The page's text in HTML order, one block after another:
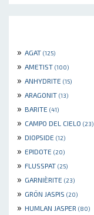
» AGAT (125)
» AMETIST (100)
» ANHYDRITE (15)
» ARAGONIT (13)
» BARITE (41)
» CAMPO DEL CIELO (23)
» DIOPSIDE (12)
» EPIDOTE (20)
» FLUSSPAT (25)
» GARNIÈRITE (23)
» GRÖN JASPIS (20)
» HUMLAN JASPER (80)